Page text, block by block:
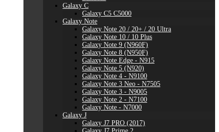
Galaxy C
Galaxy C5 C5000
Galaxy Note
Galaxy Note 20 / 20+ / 20 Ultra
Galaxy Note 10 / 10 Plus
Galaxy Note 9 (N960F)
Galaxy Note 8 (N950F)
Galaxy Note Edge - N915
Galaxy Note 5 (N920)
Galaxy Note 4 - N9100
Galaxy Note 3 Neo - N7505
Galaxy Note 3 - N9005
Galaxy Note 2 - N7100
Galaxy Note - N7000
Galaxy J
Galaxy J7 PRO (2017)